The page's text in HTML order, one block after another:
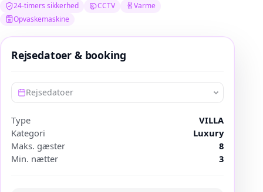
24-timers sikkerhed
CCTV
Varme
Opvaskemaskine
Rejsedatoer & booking
Rejsedatoer
Type
VILLA
Kategori
Luxury
Maks. gæster
8
Min. nætter
3